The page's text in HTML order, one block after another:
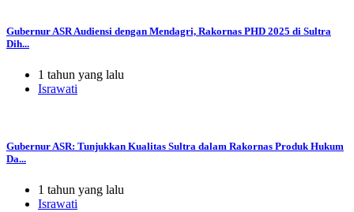
Gubernur ASR Audiensi dengan Mendagri, Rakornas PHD 2025 di Sultra
Dih...
1 tahun yang lalu
Israwati
Gubernur ASR: Tunjukkan Kualitas Sultra dalam Rakornas Produk Hukum
Da...
1 tahun yang lalu
Israwati